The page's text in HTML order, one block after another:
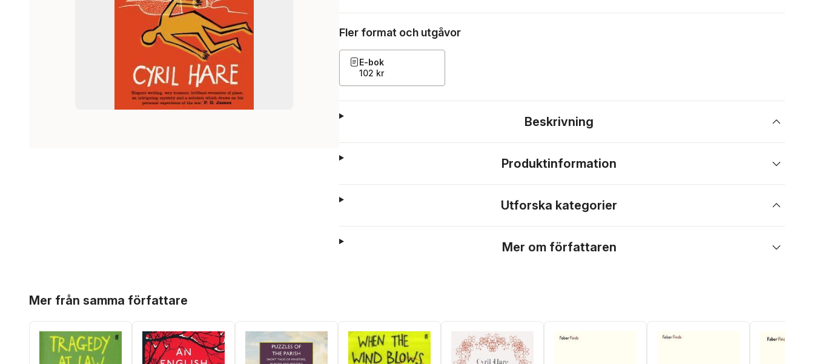
Fler format och utgåvor
E-bok
102 kr
Beskrivning
Produktinformation
Utforska kategorier
Mer om författaren
Mer från samma författare